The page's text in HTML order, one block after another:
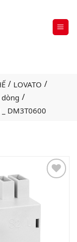
/ LOVATO /
/
DM3T0600
wishlist